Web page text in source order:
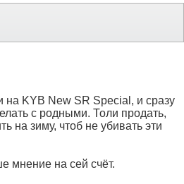
на KYB New SR Special, и сразу
с родными. Толи продать,
на зиму, чтоб не убивать эти
мнение на сей счёт.